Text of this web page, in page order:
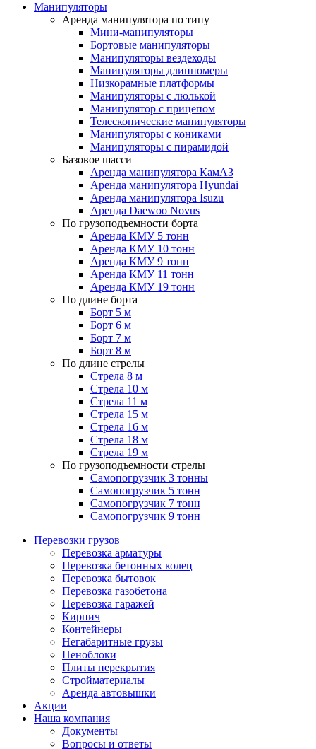
Манипуляторы
Аренда манипулятора по типу
Мини-манипуляторы
Бортовые манипуляторы
Манипуляторы вездеходы
Манипуляторы длинномеры
Низкорамные платформы
Манипуляторы с люлькой
Манипулятор с прицепом
Телескопические манипуляторы
Манипуляторы с кониками
Манипуляторы с пирамидой
Базовое шасси
Аренда манипулятора КамАЗ
Аренда манипулятора Hyundai
Аренда манипулятора Isuzu
Аренда Daewoo Novus
По грузоподъемности борта
Аренда КМУ 5 тонн
Аренда КМУ 10 тонн
Аренда КМУ 9 тонн
Аренда КМУ 11 тонн
Аренда КМУ 19 тонн
По длине борта
Борт 5 м
Борт 6 м
Борт 7 м
Борт 8 м
По длине стрелы
Стрела 8 м
Стрела 10 м
Стрела 11 м
Стрела 15 м
Стрела 16 м
Стрела 18 м
Стрела 19 м
По грузоподъемности стрелы
Самопогрузчик 3 тонны
Самопогрузчик 5 тонн
Самопогрузчик 7 тонн
Самопогрузчик 9 тонн
Перевозки грузов
Перевозка арматуры
Перевозка бетонных колец
Перевозка бытовок
Перевозка газобетона
Перевозка гаражей
Кирпич
Контейнеры
Негабаритные грузы
Пеноблоки
Плиты перекрытия
Стройматериалы
Аренда автовышки
Акции
Наша компания
Документы
Вопросы и ответы